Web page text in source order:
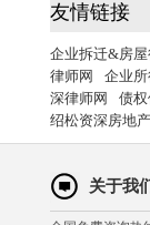
友情链接
企业拆迁&房
律师网
企业
深律师网
债
绍松资深房地
关于我